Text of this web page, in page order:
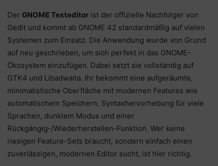
Der GNOME Texteditor ist der offizielle Nachfolger von
Gedit und kommt ab GNOME 42 standardmäßig auf vielen
Systemen zum Einsatz. Die Anwendung wurde von Grund
auf neu geschrieben, um sich perfekt in das GNOME-
Ökosystem einzufügen. Dabei setzt sie vollständig auf
GTK4 und Libadwaita. Ihr bekommt eine aufgeräumte,
minimalistische Oberfläche mit modernen Features wie
automatischem Speichern, Syntaxhervorhebung für viele
Sprachen, dunklem Modus und einer
Rückgängig-/Wiederherstellen-Funktion. Wer keine
riesigen Feature-Sets braucht, sondern einfach einen
zuverlässigen, modernen Editor sucht, ist hier richtig.